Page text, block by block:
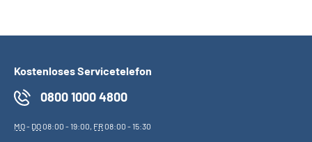
Leichte Sprache
Mein Kundenportal
Kostenloses Servicetelefon
0800 1000 4800
MO- DO08:00 - 19:00, FR08:00 - 15:30